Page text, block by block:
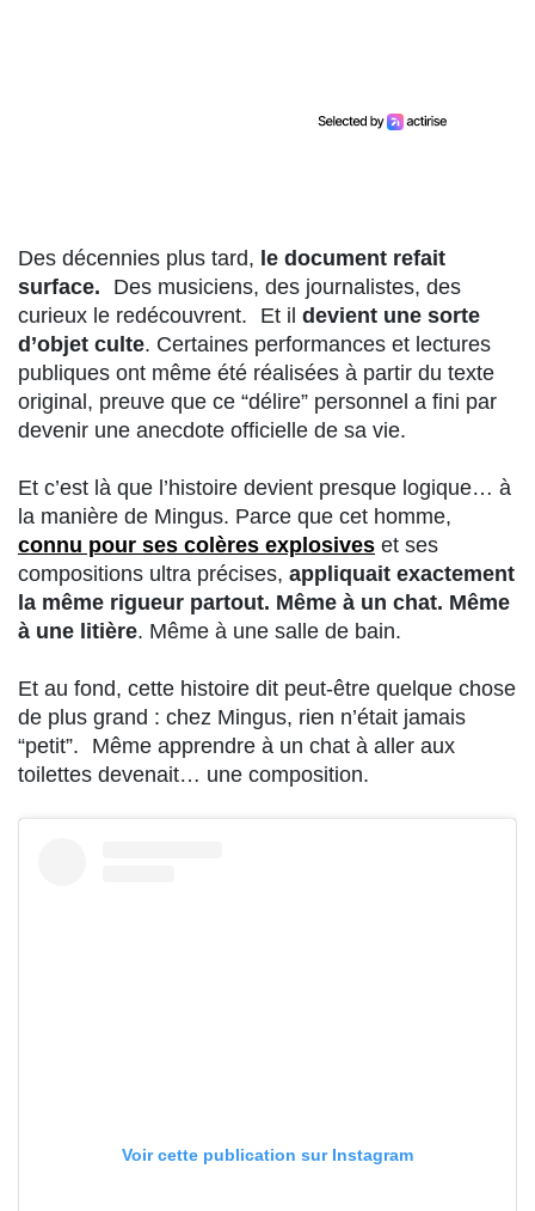
Des décennies plus tard, le document refait
surface. Des musiciens, des journalistes, des
curieux le redécouvrent. Et il devient une sorte
d’objet culte. Certaines performances et lectures
publiques ont même été réalisées à partir du texte
original, preuve que ce “délire” personnel a fini par
devenir une anecdote officielle de sa vie.
Et c’est là que l’histoire devient presque logique… à
la manière de Mingus. Parce que cet homme,
connu pour ses colères explosives et ses
compositions ultra précises, appliquait exactement
la même rigueur partout. Même à un chat. Même
à une litière. Même à une salle de bain.
Et au fond, cette histoire dit peut-être quelque chose
de plus grand : chez Mingus, rien n’était jamais
“petit”. Même apprendre à un chat à aller aux
toilettes devenait… une composition.
Voir cette publication sur Instagram